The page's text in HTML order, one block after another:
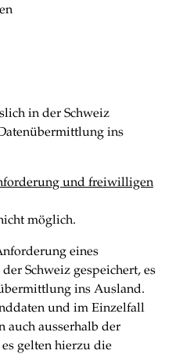
in der Schweiz
ins
und freiwilligen
möglich.
eines
Schweiz gespeichert, es
ins Ausland.
und im Einzelfall
auch ausserhalb der
gelten hierzu die